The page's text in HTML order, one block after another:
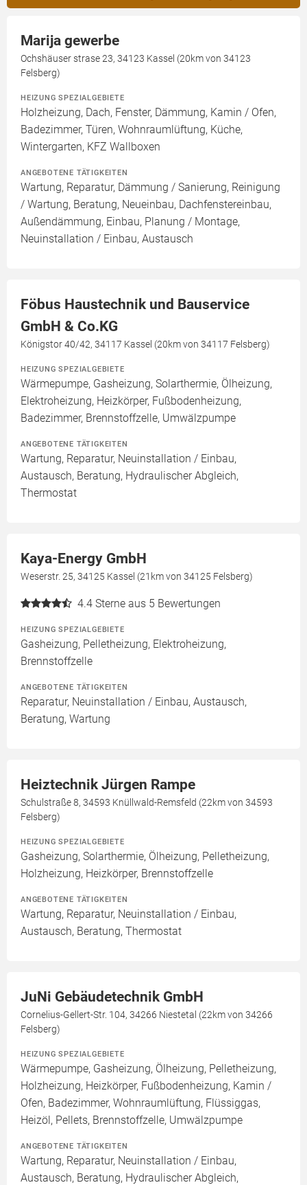
Marija gewerbe
Ochshäuser strase 23, 34123 Kassel (20km von 34123
Felsberg)
HEIZUNG SPEZIALGEBIETE
Holzheizung, Dach, Fenster, Dämmung, Kamin / Ofen,
Badezimmer, Türen, Wohnraumlüftung, Küche,
Wintergarten, KFZ Wallboxen
ANGEBOTENE TÄTIGKEITEN
Wartung, Reparatur, Dämmung / Sanierung, Reinigung
/ Wartung, Beratung, Neueinbau, Dachfenstereinbau,
Außendämmung, Einbau, Planung / Montage,
Neuinstallation / Einbau, Austausch
Föbus Haustechnik und Bauservice
GmbH & Co.KG
Königstor 40/42, 34117 Kassel (20km von 34117 Felsberg)
HEIZUNG SPEZIALGEBIETE
Wärmepumpe, Gasheizung, Solarthermie, Ölheizung,
Elektroheizung, Heizkörper, Fußbodenheizung,
Badezimmer, Brennstoffzelle, Umwälzpumpe
ANGEBOTENE TÄTIGKEITEN
Wartung, Reparatur, Neuinstallation / Einbau,
Austausch, Beratung, Hydraulischer Abgleich,
Thermostat
Kaya-Energy GmbH
Weserstr. 25, 34125 Kassel (21km von 34125 Felsberg)
4.4 Sterne aus 5 Bewertungen
HEIZUNG SPEZIALGEBIETE
Gasheizung, Pelletheizung, Elektroheizung,
Brennstoffzelle
ANGEBOTENE TÄTIGKEITEN
Reparatur, Neuinstallation / Einbau, Austausch,
Beratung, Wartung
Heiztechnik Jürgen Rampe
Schulstraße 8, 34593 Knüllwald-Remsfeld (22km von 34593
Felsberg)
HEIZUNG SPEZIALGEBIETE
Gasheizung, Solarthermie, Ölheizung, Pelletheizung,
Holzheizung, Heizkörper, Brennstoffzelle
ANGEBOTENE TÄTIGKEITEN
Wartung, Reparatur, Neuinstallation / Einbau,
Austausch, Beratung, Thermostat
JuNi Gebäudetechnik GmbH
Cornelius-Gellert-Str. 104, 34266 Niestetal (22km von 34266
Felsberg)
HEIZUNG SPEZIALGEBIETE
Wärmepumpe, Gasheizung, Ölheizung, Pelletheizung,
Holzheizung, Heizkörper, Fußbodenheizung, Kamin /
Ofen, Badezimmer, Wohnraumlüftung, Flüssiggas,
Heizöl, Pellets, Brennstoffzelle, Umwälzpumpe
ANGEBOTENE TÄTIGKEITEN
Wartung, Reparatur, Neuinstallation / Einbau,
Austausch, Beratung, Hydraulischer Abgleich,